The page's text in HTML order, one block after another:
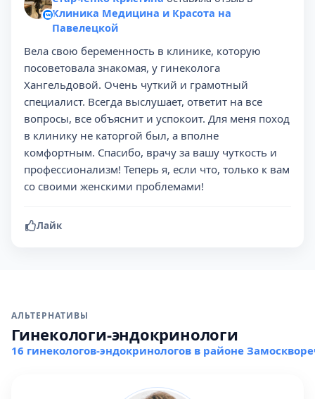
Клиника Медицина и Красота на
Павелецкой
Вела свою беременность в клинике, которую
посоветовала знакомая, у гинеколога
Хангельдовой. Очень чуткий и грамотный
специалист. Всегда выслушает, ответит на все
вопросы, все объяснит и успокоит. Для меня поход
в клинику не каторгой был, а вполне
комфортным. Спасибо, врачу за вашу чуткость и
профессионализм! Теперь я, если что, только к вам
со своими женскими проблемами!
Лайк
АЛЬТЕРНАТИВЫ
Гинекологи-эндокринологи
16 гинекологов-эндокринологов в районе